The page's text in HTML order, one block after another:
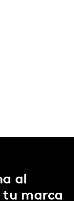
al
marca